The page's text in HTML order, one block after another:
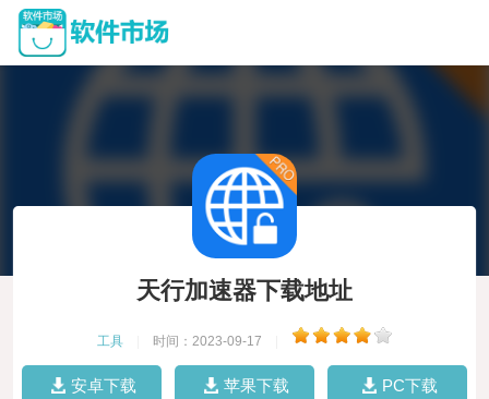
天行加速器下载地址
工具 时间：2023-09-17
安卓下载 苹果下载 PC下载